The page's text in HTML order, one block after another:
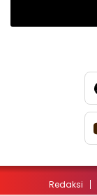
Redaksi